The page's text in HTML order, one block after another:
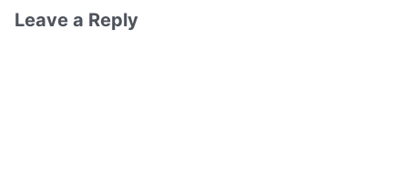
Leave a Reply